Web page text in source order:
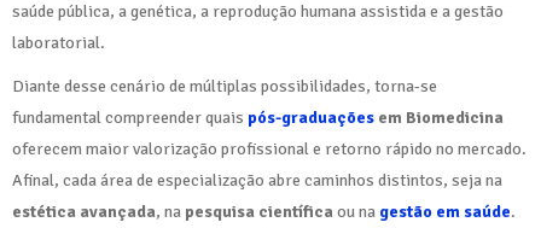
saúde pública, a genética, a reprodução humana assistida e a gestão
laboratorial.
Diante desse cenário de múltiplas possibilidades, torna-se
fundamental compreender quais pós-graduações em Biomedicina
oferecem maior valorização profissional e retorno rápido no mercado.
Afinal, cada área de especialização abre caminhos distintos, seja na
estética avançada, na pesquisa científica ou na gestão em saúde.